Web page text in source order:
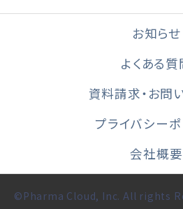
お知らせ
よくある質
資料請求・お問
プライバシー
会社概要
©Pharma Cloud, Inc. All rights